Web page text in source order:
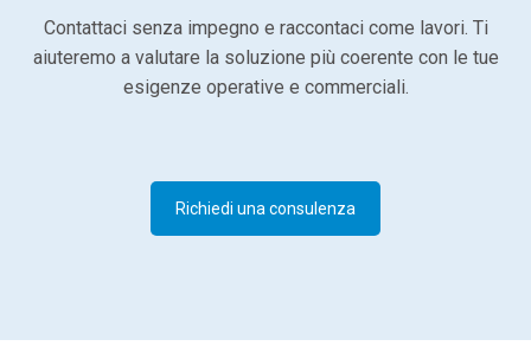
Contattaci senza impegno e raccontaci come lavori. Ti
aiuteremo a valutare la soluzione più coerente con le tue
esigenze operative e commerciali.
Richiedi una consulenza